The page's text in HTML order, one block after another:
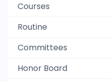
Courses
Routine
Committees
Honor Board